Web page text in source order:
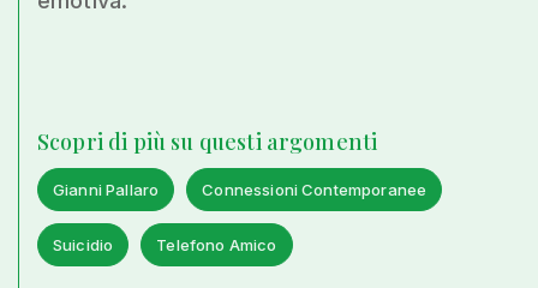
Scopri di più su questi argomenti
Gianni Pallaro Connessioni Contemporanee
Suicidio Telefono Amico